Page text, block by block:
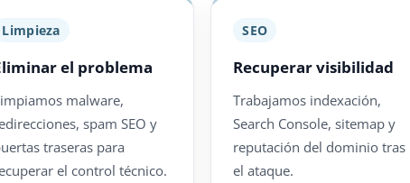
Limpieza
el problema
malware,
spam SEO y
traseras para
el control técnico.
SEO
Recuperar visibilidad
Trabajamos indexación,
Search Console, sitemap y
reputación del dominio tras
el ataque.